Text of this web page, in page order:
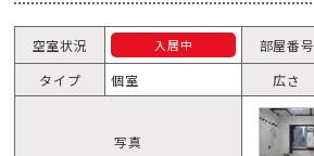
空室状況 入居中 部屋番号
タイプ
個室 広さ
写真